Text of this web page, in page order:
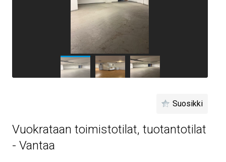
Suosikki
Vuokrataan toimistotilat, tuotantotilat
- Vantaa